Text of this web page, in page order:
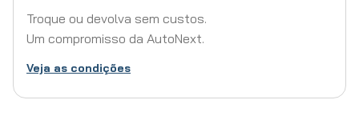
Troque ou devolva sem custos.
Um compromisso da AutoNext.
Veja as condições